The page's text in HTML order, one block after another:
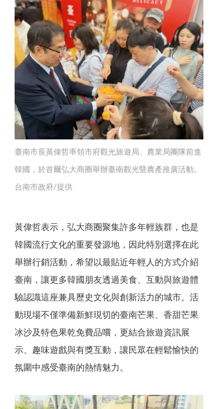
臺南市長黃偉哲率領市府觀光旅遊局、農業局團隊前進
韓國，於首爾弘大商圈舉辦臺南觀光暨農產推廣活動。
台南市政府/提供
黃偉哲表示，弘大商圈聚集許多年輕族群，也是
韓國流行文化的重要發源地，因此特別選擇在此
舉辦行銷活動，希望以最貼近年輕人的方式介紹
臺南，讓更多韓國朋友透過美食、互動與旅遊體
驗認識這座兼具歷史文化與創新活力的城市。活
動現場不僅準備新鮮現切的臺南芒果、香甜芒果
冰沙及特色果乾免費品嚐，更結合旅遊資訊展
示、趣味遊戲與有獎互動，讓民眾在輕鬆愉快的
氛圍中感受臺南的熱情魅力。